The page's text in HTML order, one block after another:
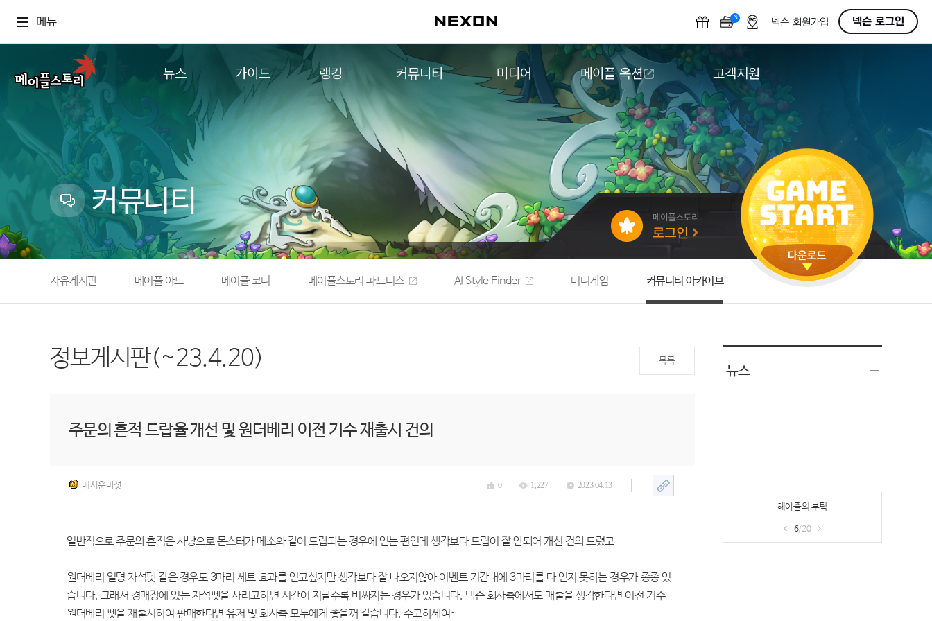
메뉴 N OFF넥슨 회원가입 넥슨 로그인
뉴스
업데이트
이벤트
캐시샵 공지
메이플 알림판
with maple
가이드
추가정보
랭킹
컨텐츠 랭킹
커뮤니티
자유게시판
메이플 아트
메이플 코디
메이플스토리 파트너스
AI Style Finder
미니게임
커뮤니티 아카이브
미디어 메이플 옥션
메이플 옥션
고객지원
다운로드
도움말/1:1문의
버그악용/불법프로그램 신고
게임 접근성
커뮤니티
자유게시판 메이플 아트 메이플 코디 메이플스토리 파트너스 AI Style Finder 미니게임 커뮤니티 아카이브
정보게시판(~23.4.20) 목록
주문의 흔적 드랍율 개선 및 원더베리 이전 기수 재출시 건의
매서운버섯 0 1,227 2023.04.13
일반적으로 주문의 흔적은 사냥으로 몬스터가 메소와 같이 드랍되는 경우에 얻는 편인데 생각보다 드랍이 잘 안되어 개선 건의 드렸고
원더베리 일명 자석펫 같은 경우도 3마리 세트 효과를 얻고싶지만 생각보다 잘 나오지않아 이벤트 기간내에 3마리를 다 얻지 못하는 경우가 종종 있
습니다. 그래서 경매장에 있는 자석펫을 사려고하면 시간이 지날수록 비싸지는 경우가 있습니다. 넥슨 회사측에서도 매출을 생각한다면 이전 기수
원더베리 펫을 재출시하여 판매한다면 유저 및 회사측 모두에게 좋을꺼 같습니다. 수고하세여~
뉴스
헤이즐의 부탁
6/20